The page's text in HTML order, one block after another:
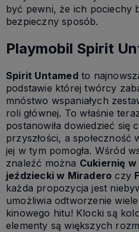
być pewni, że ich pociechy
bezpieczny sposób.
Playmobil Spirit
Spirit Untamedto
podstawie której twórcy
mnóstwo wspaniałych
roli głównej. To właśnie
postanowiła dowiedzieć się
przyszłości, a społeczność
jej w tym pomogła. Wśród
znaleźć można Cukiernię
jeździecki w Miradero czy
każda propozycja jest
umożliwia odtworzenie
kinowego hitu! Klocki są
elementy są większych